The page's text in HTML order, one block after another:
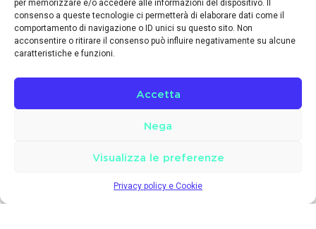
per memorizzare e/o accedere alle informazioni del dispositivo. Il
consenso a queste tecnologie ci permetterà di elaborare dati come il
comportamento di navigazione o ID unici su questo sito. Non
acconsentire o ritirare il consenso può influire negativamente su alcune
caratteristiche e funzioni.
Accetta
Nega
Visualizza le preferenze
Privacy policy e Cookie
Scegli il piano tariffario
per la tua azienda